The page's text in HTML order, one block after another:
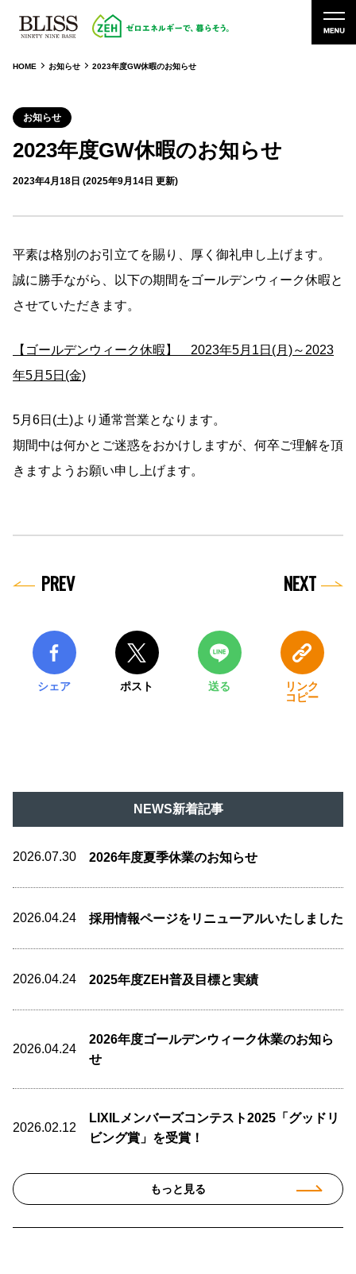
HOME お知らせ 2023年度GW休暇のお知らせ
お知らせ
2023年度GW休暇のお知らせ
2023年4月18日 (2025年9月14日 更新)
平素は格別のお引立てを賜り、厚く御礼申し上げます。
誠に勝手ながら、以下の期間をゴールデンウィーク休暇と
させていただきます。
【ゴールデンウィーク休暇】 2023年5月1日(月)～2023
年5月5日(金)
5月6日(土)より通常営業となります。
期間中は何かとご迷惑をおかけしますが、何卒ご理解を頂
きますようお願い申し上げます。
PREV NEXT
シェア ポスト 送る
リンク
コピー
NEWS新着記事
2026.07.30 2026年度夏季休業のお知らせ
2026.04.24 採用情報ページをリニューアルいたしました
2026.04.24 2025年度ZEH普及目標と実績
2026.04.24
2026年度ゴールデンウィーク休業のお知ら
せ
2026.02.12
LIXILメンバーズコンテスト2025「グッドリ
ビング賞」を受賞！
もっと見る